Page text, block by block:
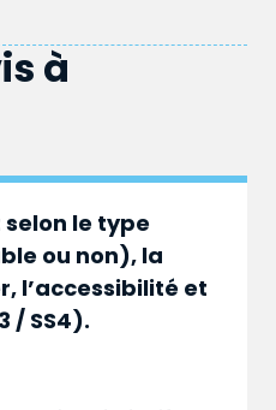
à
le type
ou non), la
l’accessibilité et
/ SS4).